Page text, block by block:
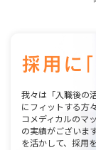
我々は「入職後の
にフィットする方
コメディカルのマ
の実績がございま
を活かして、採用